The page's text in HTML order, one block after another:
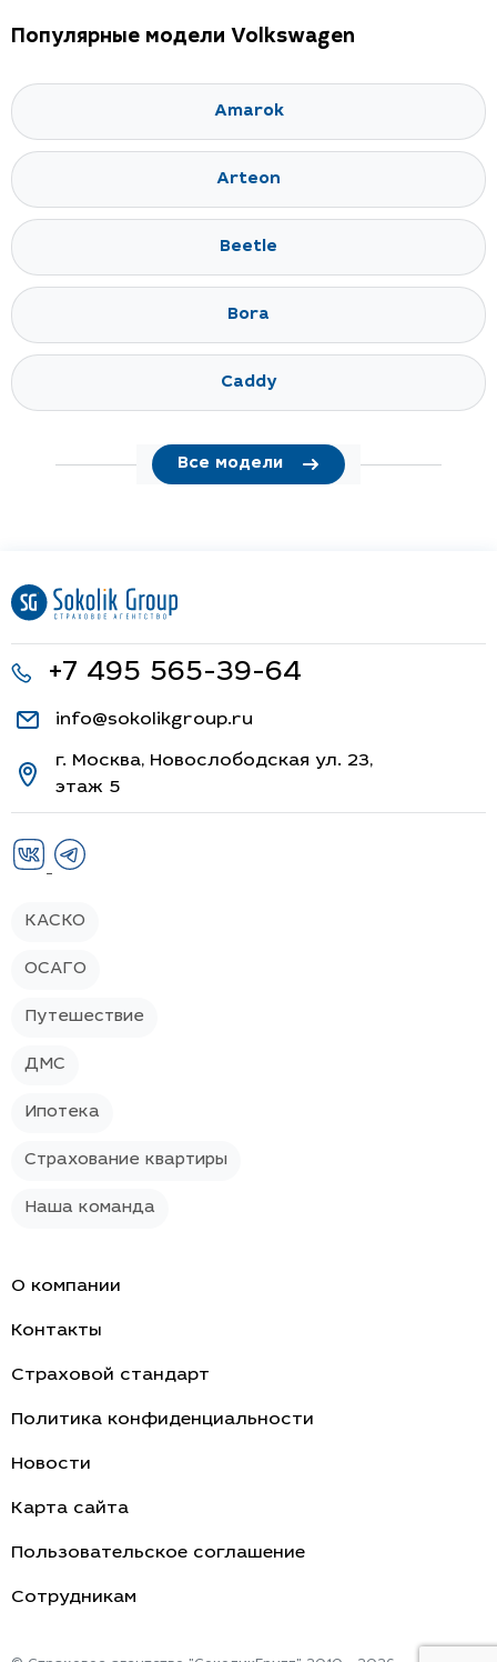
Популярные модели Volkswagen
Amarok
Arteon
Beetle
Bora
Caddy
Все модели
+7 495 565-39-64
info@sokolikgroup.ru
г. Москва, Новослободская ул. 23,
этаж 5
КАСКО
ОСАГО
Путешествие
ДМС
Ипотека
Страхование квартиры
Наша команда
О компании
Контакты
Страховой стандарт
Политика конфиденциальности
Новости
Карта сайта
Пользовательское соглашение
Cотрудникам